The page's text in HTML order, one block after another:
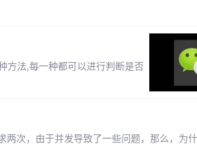
方法,每一种都可以进行判断是否
次，由于并发导致了一些问题，那么，为